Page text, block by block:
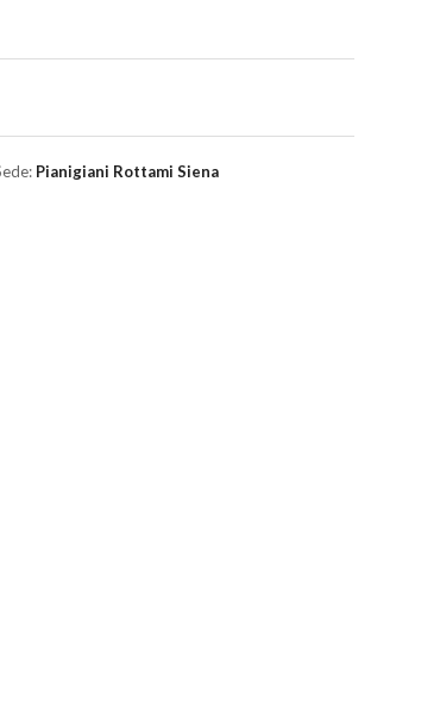
Pianigiani Rottami Siena